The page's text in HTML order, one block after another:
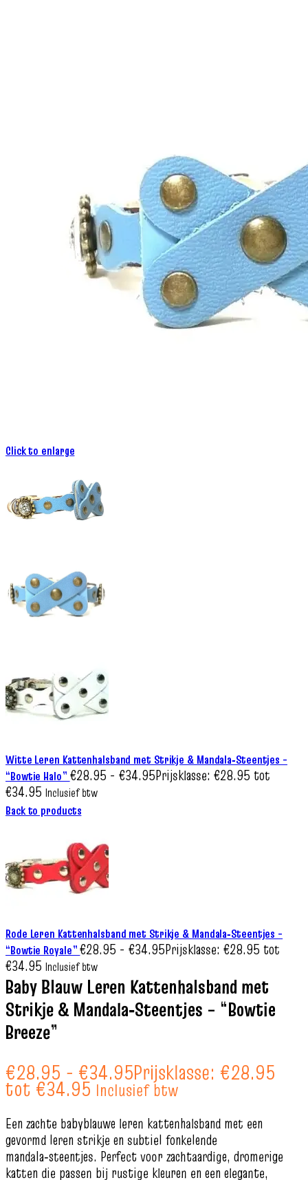
Click to enlarge
Witte Leren Kattenhalsband met Strikje & Mandala‑Steentjes –
“Bowtie Halo” €28.95 - €34.95Prijsklasse: €28.95 tot
€34.95 Inclusief btw
Back to products
Rode Leren Kattenhalsband met Strikje & Mandala‑Steentjes –
“Bowtie Royale”€28.95 - €34.95Prijsklasse: €28.95 tot
€34.95 Inclusief btw
Baby Blauw Leren Kattenhalsband met
Strikje & Mandala‑Steentjes – “Bowtie
Breeze”
€28.95 - €34.95Prijsklasse: €28.95
tot €34.95 Inclusief btw
Een zachte babyblauwe leren kattenhalsband met een
gevormd leren strikje en subtiel fonkelende
mandala‑steentjes. Perfect voor zachtaardige, dromerige
katten die passen bij rustige kleuren en een elegante,